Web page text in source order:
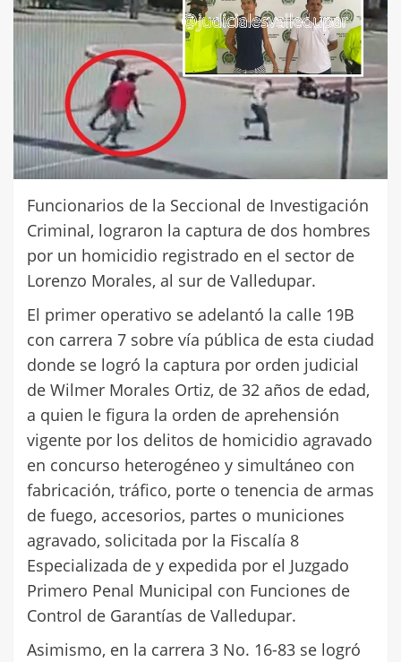
Funcionarios de la Seccional de Investigación
Criminal, lograron la captura de dos hombres
por un homicidio registrado en el sector de
Lorenzo Morales, al sur de Valledupar.
El primer operativo se adelantó la calle 19B
con carrera 7 sobre vía pública de esta ciudad
donde se logró la captura por orden judicial
de Wilmer Morales Ortiz, de 32 años de edad,
a quien le figura la orden de aprehensión
vigente por los delitos de homicidio agravado
en concurso heterogéneo y simultáneo con
fabricación, tráfico, porte o tenencia de armas
de fuego, accesorios, partes o municiones
agravado, solicitada por la Fiscalía 8
Especializada de y expedida por el Juzgado
Primero Penal Municipal con Funciones de
Control de Garantías de Valledupar.
Asimismo, en la carrera 3 No. 16-83 se logró